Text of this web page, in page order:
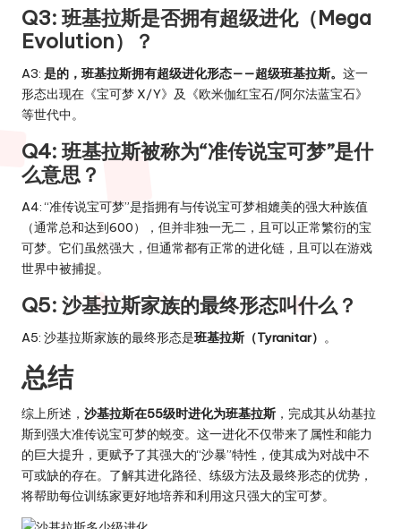
Q3: 班基拉斯是否拥有超级进化（Mega
Evolution）？
A3: 是的，班基拉斯拥有超级进化形态——超级班基拉斯。 这一
形态出现在《宝可梦 X/Y》及《欧米伽红宝石/阿尔法蓝宝石》
等世代中。
Q4: 班基拉斯被称为“准传说宝可梦”是什
么意思？
A4: “准传说宝可梦”是指拥有与传说宝可梦相媲美的强大种族值
（通常总和达到600），但并非独一无二，且可以正常繁衍的宝
可梦。它们虽然强大，但通常都有正常的进化链，且可以在游戏
世界中被捕捉。
Q5: 沙基拉斯家族的最终形态叫什么？
A5: 沙基拉斯家族的最终形态是班基拉斯（Tyranitar） 。
总结
综上所述， 沙基拉斯在55级时进化为班基拉斯 ，完成其从幼基拉
斯到强大准传说宝可梦的蜕变。这一进化不仅带来了属性和能力
的巨大提升，更赋予了其强大的“沙暴”特性，使其成为对战中不
可或缺的存在。了解其进化路径、练级方法及最终形态的优势，
将帮助每位训练家更好地培养和利用这只强大的宝可梦。